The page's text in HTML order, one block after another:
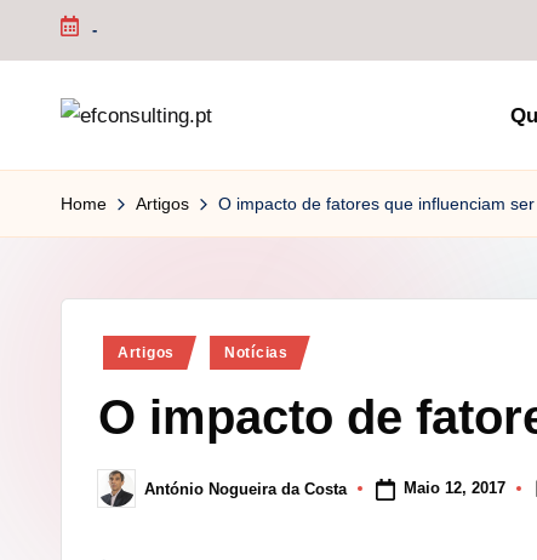
Skip
-
f
o
Home Artigos O impacto de fatores que influenciam
Posted
Artigos Notícias
O impacto de
Posted
by
António Nogueira da Costa Maio 12, 2017